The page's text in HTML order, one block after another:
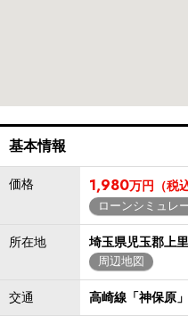
基本情報
価格 1,980万円（税
ローンシミュレ
所在地 埼玉県児玉郡上
周辺地図
交通 高崎線「神保原